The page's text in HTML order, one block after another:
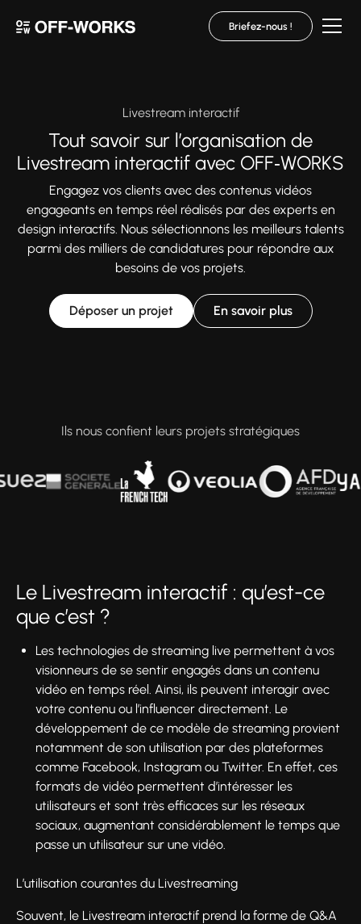
Briefez-nous !
Livestream interactif
Tout savoir sur l’organisation de
Livestream interactif avec OFF‑WORKS
Engagez vos clients avec des contenus vidéos
engageants en temps réel réalisés par des experts en
design interactifs. Nous sélectionnons les meilleurs talents
parmi des milliers de candidatures pour répondre aux
besoins de vos projets.
Déposer un projet En savoir plus
Ils nous confient leurs projets stratégiques
Le Livestream interactif : qu’est-ce
que c’est ?
Les technologies de streaming live permettent à vos
visionneurs de se sentir engagés dans un contenu
vidéo en temps réel. Ainsi, ils peuvent interagir avec
votre contenu ou l’influencer directement. Le
développement de ce modèle de streaming provient
notamment de son utilisation par des plateformes
comme Facebook, Instagram ou Twitter. En effet, ces
formats de vidéo permettent d’intéresser les
utilisateurs et sont très efficaces sur les réseaux
sociaux, augmentant considérablement le temps que
passe un utilisateur sur une vidéo.
L’utilisation courantes du Livestreaming
Souvent, le Livestream interactif prend la forme de Q&A